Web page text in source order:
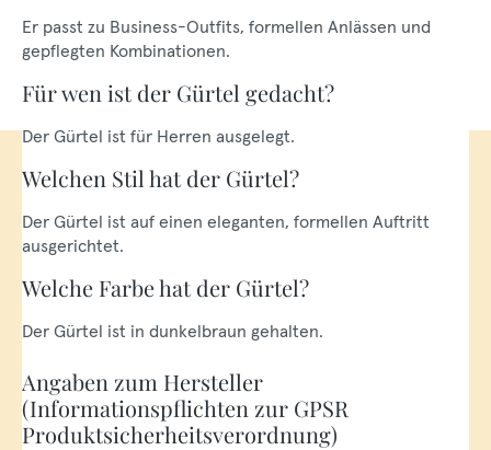
Er passt zu Business-Outfits, formellen Anlässen und
gepflegten Kombinationen.
Für wen ist der Gürtel gedacht?
Der Gürtel ist für Herren ausgelegt.
Welchen Stil hat der Gürtel?
Der Gürtel ist auf einen eleganten, formellen Auftritt
ausgerichtet.
Welche Farbe hat der Gürtel?
Der Gürtel ist in dunkelbraun gehalten.
Angaben zum Hersteller
(Informationspflichten zur GPSR
Produktsicherheitsverordnung)